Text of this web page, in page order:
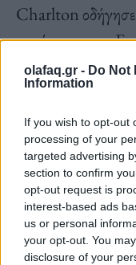
olafaq.gr - Do Not
Information
If you wish to opt-out
processing of your
targeted advertising
section to confirm
opt-out request is
interest-based ads
us or personal
your opt-out. You
disclosure of your
Charlton
κατάκτηση της
δύο τέρματα
«μπέμπηδες»
παράταση. Ο
Manchester
μετακομίσει στο
ως παίκτης-
περάσματα από
μέχρι το 1980,